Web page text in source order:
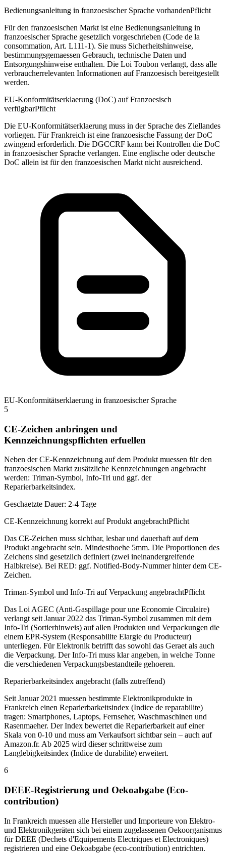
Bedienungsanleitung in franzoesischer Sprache vorhandenPflicht
Für den franzoesischen Markt ist eine Bedienungsanleitung in
franzoesischer Sprache gesetzlich vorgeschrieben (Code de la
consommation, Art. L111-1). Sie muss Sicherheitshinweise,
bestimmungsgemaessen Gebrauch, technische Daten und
Entsorgungshinweise enthalten. Die Loi Toubon verlangt, dass alle
verbraucherrelevanten Informationen auf Franzoesisch bereitgestellt
werden.
EU-Konformitätserklaerung (DoC) auf Franzoesisch
verfügbarPflicht
Die EU-Konformitätserklaerung muss in der Sprache des Ziellandes
vorliegen. Für Frankreich ist eine franzoesische Fassung der DoC
zwingend erforderlich. Die DGCCRF kann bei Kontrollen die DoC
in franzoesischer Sprache verlangen. Eine englische oder deutsche
DoC allein ist für den franzoesischen Markt nicht ausreichend.
EU-Konformitätserklaerung in franzoesischer Sprache
5
CE-Zeichen anbringen und
Kennzeichnungspflichten erfuellen
Neben der CE-Kennzeichnung auf dem Produkt muessen für den
franzoesischen Markt zusätzliche Kennzeichnungen angebracht
werden: Triman-Symbol, Info-Tri und ggf. der
Reparierbarkeitsindex.
Geschaetzte Dauer: 2-4 Tage
CE-Kennzeichnung korrekt auf Produkt angebrachtPflicht
Das CE-Zeichen muss sichtbar, lesbar und dauerhaft auf dem
Produkt angebracht sein. Mindesthoehe 5mm. Die Proportionen des
Zeichens sind gesetzlich definiert (zwei ineinandergreifende
Halbkreise). Bei RED: ggf. Notified-Body-Nummer hinter dem CE-
Zeichen.
Triman-Symbol und Info-Tri auf Verpackung angebrachtPflicht
Das Loi AGEC (Anti-Gaspillage pour une Economie Circulaire)
verlangt seit Januar 2022 das Triman-Symbol zusammen mit dem
Info-Tri (Sortierhinweis) auf allen Produkten und Verpackungen die
einem EPR-System (Responsabilite Elargie du Producteur)
unterliegen. Für Elektronik betrifft das sowohl das Geraet als auch
die Verpackung. Der Info-Tri muss klar angeben, in welche Tonne
die verschiedenen Verpackungsbestandteile gehoeren.
Reparierbarkeitsindex angebracht (falls zutreffend)
Seit Januar 2021 muessen bestimmte Elektronikprodukte in
Frankreich einen Reparierbarkeitsindex (Indice de reparabilite)
tragen: Smartphones, Laptops, Fernseher, Waschmaschinen und
Rasenmaeher. Der Index bewertet die Reparierbarkeit auf einer
Skala von 0-10 und muss am Verkaufsort sichtbar sein – auch auf
Amazon.fr. Ab 2025 wird dieser schrittweise zum
Langlebigkeitsindex (Indice de durabilite) erweitert.
6
DEEE-Registrierung und Oekoabgabe (Eco-
contribution)
In Frankreich muessen alle Hersteller und Importeure von Elektro-
und Elektronikgeräten sich bei einem zugelassenen Oekoorganismus
für DEEE (Dechets d'Equipements Electriques et Electroniques)
registrieren und eine Oekoabgabe (eco-contribution) entrichten.